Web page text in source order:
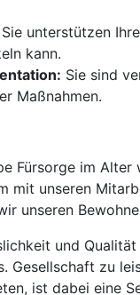
Sie unterstützen
kann.
Sie sind
Maßnahmen.
Fürsorge im
mit unseren
unseren
und
Gesellschaft zu
ist dabei eine